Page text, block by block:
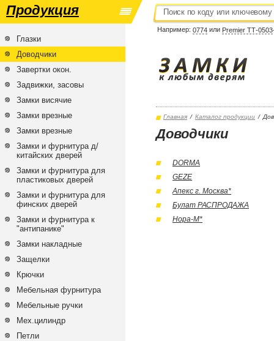
Продукция
Например: 0774 или Premier ТТ-
Глазки
Доводчики
Завертки окон.
Задвижки, засовы
Замки висячие
Замки врезные
Замки врезные
Замки и фурнитура д/
китайских дверей
Замки и фурнитура для
пластиковых дверей
Замки и фурнитура для
финских дверей
Замки и фурнитура к
"антипанике"
Замки накладные
Защелки
Крючки
Мебельная фурнитура
Мебельные ручки
Мех.цилиндр
Петли
Главная / Каталог продукции /
Доводчики
DORMA
GEZE
Апекс г. Москва*
Булат РАСПРОДАЖА
Нора-М*